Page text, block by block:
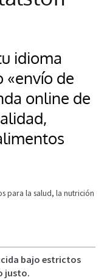
idioma
«envío de
online de
para la salud, la nutrición
bajo estrictos
justo.